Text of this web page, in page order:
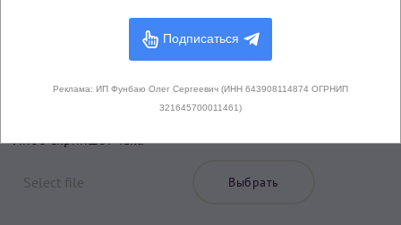
Либо скриншот чека
Выбрать
Подписаться
Реклама: ИП Фунбаю Олег Сергеевич (ИНН 643908114874 ОГРНИП
321645700011461)